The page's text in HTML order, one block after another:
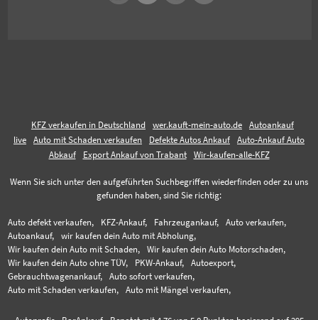
KFZ verkaufen in Deutschland wer.kauft-mein-auto.de
Autoankauf
live
Auto mit Schaden verkaufen Defekte Autos Ankauf
Auto-Ankauf Auto
Abkauf
Export Ankauf von Trabant Wir-kaufen-alle-KFZ
Wenn Sie sich unter den aufgeführten Suchbegriffen wiederfinden oder zu uns
gefunden haben, sind Sie richtig:
Auto defekt verkaufen, KFZ-Ankauf, Fahrzeugankauf,
Auto verkaufen,
Autoankauf,
wir kaufen dein Auto mit Abholung,
Wir kaufen dein Auto mit Schaden,
Wir kaufen dein Auto Motorschaden,
Wir kaufen dein Auto ohne TÜV,
PKW-Ankauf,
Autoexport,
Gebrauchtwagenankauf,
Auto sofort verkaufen,
Auto mit Schaden verkaufen,
Auto mit Mängel verkaufen,